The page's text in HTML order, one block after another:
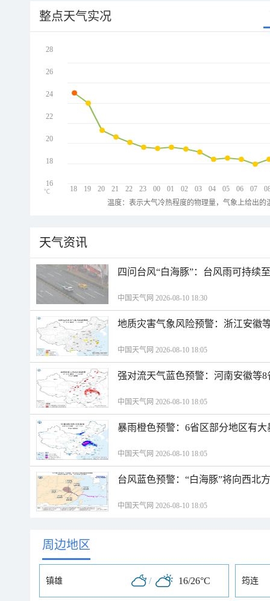
整点天气实况
18 19 20 21 22 23 00 01 02 03 04 05 06 07
28
26
24
22
20
18
16
℃
温度：表示大气冷热程度的物理量，气象上给出
天气资讯
四问台风“白海豚”：台风雨可持续
中国天气网 2026-08-10 18:30
地质灾害气象风险预警：浙江安徽
中国天气网 2026-08-10 18:05
强对流天气蓝色预警：河南安徽等
中国天气网 2026-08-10 18:05
暴雨橙色预警：6省区部分地区有
中国天气网 2026-08-10 18:05
台风蓝色预警：“白海豚”将向西北
中国天气网 2026-08-10 18:05
周边地区
镇雄 / 16/26°C 筠连